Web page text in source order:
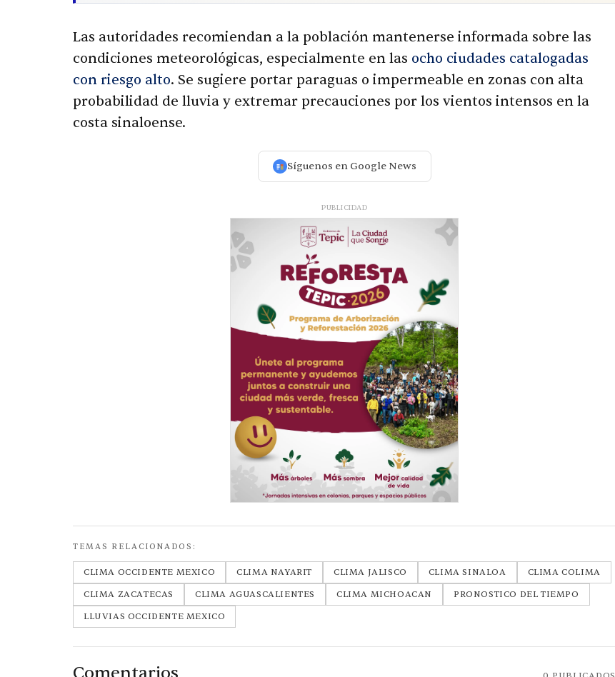
Las autoridades recomiendan a la población mantenerse informada sobre las
condiciones meteorológicas, especialmente en las ocho ciudades catalogadas
con riesgo alto. Se sugiere portar paraguas o impermeable en zonas con alta
probabilidad de lluvia y extremar precauciones por los vientos intensos en la
costa sinaloense.
Síguenos en Google News
PUBLICIDAD
TEMAS RELACIONADOS:
CLIMA OCCIDENTE MEXICO CLIMA NAYARIT CLIMA JALISCO CLIMA SINALOA
CLIMA COLIMA
CLIMA ZACATECAS
CLIMA AGUASCALIENTES CLIMA MICHOACAN
PRONOSTICO DEL TIEMPO
LLUVIAS OCCIDENTE MEXICO